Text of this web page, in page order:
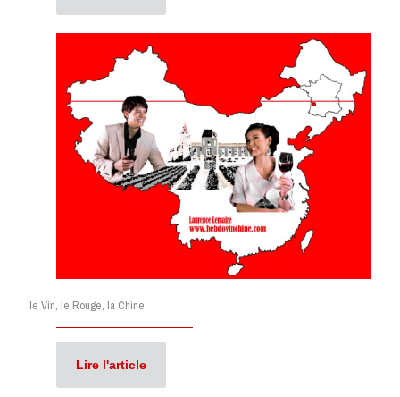
le Vin, le Rouge, la Chine
Lire l'article